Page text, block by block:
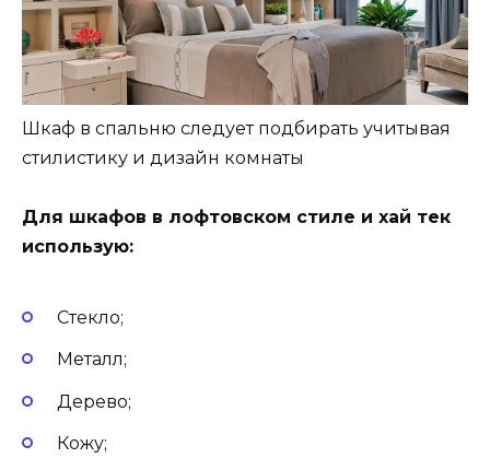
Шкаф в спальню следует подбирать учитывая
стилистику и дизайн комнаты
Для шкафов в лофтовском стиле и хай тек
использую:
Стекло;
Металл;
Дерево;
Кожу;